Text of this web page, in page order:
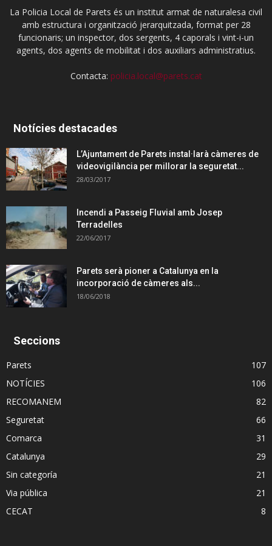
La Policia Local de Parets és un institut armat de naturalesa civil
amb estructura i organització jerarquitzada, format per 28
funcionaris; un inspector, dos sergents, 4 caporals i vint-i-un
agents, dos agents de mobilitat i dos auxiliars administratius.
Contacta: policia.local@parets.cat
Notícies destacades
L’Ajuntament de Parets instal·larà càmeres de
videovigilància per millorar la seguretat...
28/03/2017
Incendi a Passeig Fluvial amb Josep
Terradelles
22/06/2017
Parets serà pioner a Catalunya en la
incorporació de càmeres als...
18/06/2018
Seccions
Parets
107
NOTÍCIES
106
RECOMANEM
82
Seguretat
66
Comarca
31
Catalunya
29
Sin categoría
21
Via pública
21
CECAT
8